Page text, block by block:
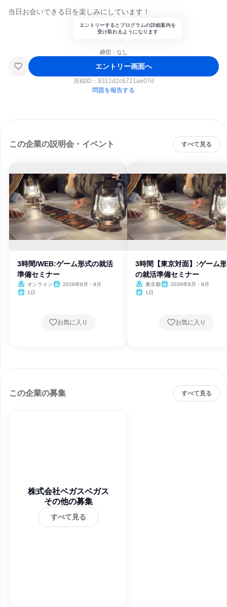
当日お会いできる日を楽しみにしています！
エントリーするとプログラムの詳細案内を
受け取れるようになります
締切：なし
エントリー画面へ
原稿ID： 8312d2c6721ae07d
問題を報告する
この企業の説明会・イベント すべて見る
3時間/WEB:ゲーム形式の就活
準備セミナー
オンライン
2026年8月・9月
1日
お気に入り
3時間【東京対面】:ゲーム
の就活準備セミナー
東京都
2026年8月・9月
1日
お気に入り
この企業の募集 すべて見る
株式会社ベガスベガス
その他の募集
すべて見る